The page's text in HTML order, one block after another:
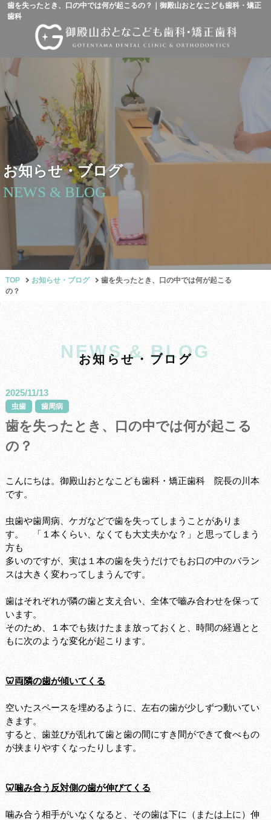
歯を失ったとき、口の中では何が起こるの？｜御殿山おとなこども歯科・矯正
歯科
お知らせ・ブログ
NEWS & BLOG
TOP お知らせ・ブログ
歯を失ったとき、口の中では何が起こる
の？
NEWS & BLOG
お知 らせ・ ブ ログ
2025/11/13
虫歯 歯周病
歯を失ったとき、口の中では何が起こる
の？
こんにちは。御殿山おとなこども歯科・矯正歯科 院長の川本
です。
虫歯や歯周病、ケガなどで歯を失ってしまうことがありま
す。 「１本くらい、なくても大丈夫かな？」と思ってしまう
方も
多いのですが、実は１本の歯を失うだけでもお口の中のバラン
スは大きく変わってしまうんです。
歯はそれぞれが隣の歯と支え合い、全体で嚙み合わせを保って
います。
そのため、１本でも抜けたまま放っておくと、時間の経過とと
もに次のような変化が起こります。
🦷両隣の歯が傾いてくる
空いたスペースを埋めるように、左右の歯が少しずつ動いてい
きます。
すると、歯並びが乱れて歯と歯の間にすき間ができて食べもの
が挟まりやすくなったりします。
🦷噛み合う反対側の歯が伸びてくる
噛み合う相手がいなくなると、その歯は下に（または上に）伸